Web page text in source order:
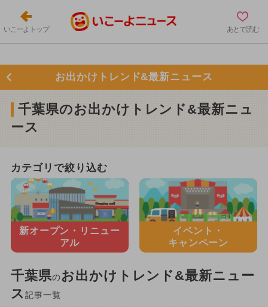
いこーよトップ あとで読む
お出かけトレンド&最新ニュース
千葉県のお出かけトレンド&最新ニュ
ース
カテゴリで絞り込む
新オープン・ リニュー
アル
イベント・
キャンペーン
千葉県のお出かけトレンド&最新ニュー
ス 記事一覧